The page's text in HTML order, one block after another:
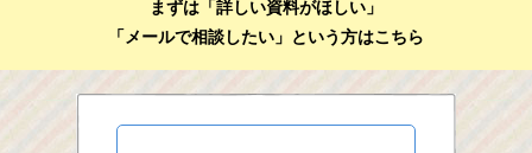
まずは「詳しい資料がほしい」
「メールで相談したい」という方はこちら